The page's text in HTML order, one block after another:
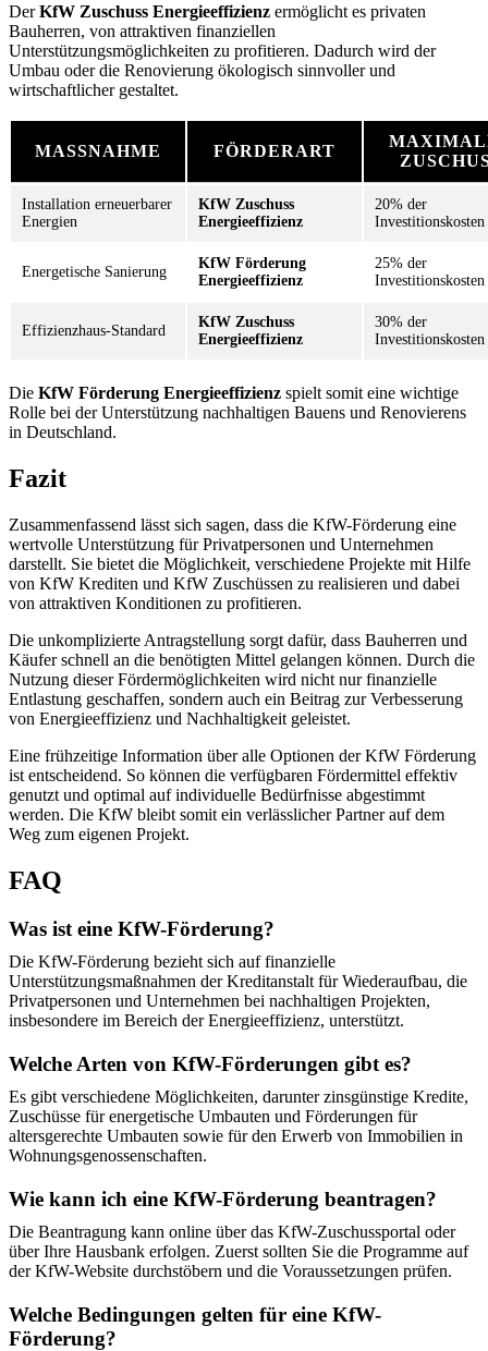
DerKfW Zuschuss Energieeffizienz ermöglicht es privaten
Bauherren, von attraktiven finanziellen
Unterstützungsmöglichkeiten zu profitieren. Dadurch wird der
Umbau oder die Renovierung ökologisch sinnvoller und
wirtschaftlicher gestaltet.
MASSNAHME FÖRDERART
Installation erneuerbarer
Energien
KfW Zuschuss
Energieeffizienz
20% der
Investitionskosten
Energetische Sanierung
KfW Förderung
Energieeffizienz
25% der
Investitionskosten
Effizienzhaus-Standard
KfW Zuschuss
Energieeffizienz
30% der
Investitionskosten
Die KfW Förderung Energieeffizienz spielt somit eine wichtige
Rolle bei der Unterstützung nachhaltigen Bauens und Renovierens
in Deutschland.
Fazit
Zusammenfassend lässt sich sagen, dass die KfW-Förderung eine
wertvolle Unterstützung für Privatpersonen und Unternehmen
darstellt. Sie bietet die Möglichkeit, verschiedene Projekte mit Hilfe
von KfW Krediten und KfW Zuschüssen zu realisieren und dabei
von attraktiven Konditionen zu profitieren.
Die unkomplizierte Antragstellung sorgt dafür, dass Bauherren und
Käufer schnell an die benötigten Mittel gelangen können. Durch die
Nutzung dieser Fördermöglichkeiten wird nicht nur finanzielle
Entlastung geschaffen, sondern auch ein Beitrag zur Verbesserung
von Energieeffizienz und Nachhaltigkeit geleistet.
Eine frühzeitige Information über alle Optionen der KfW Förderung
ist entscheidend. So können die verfügbaren Fördermittel effektiv
genutzt und optimal auf individuelle Bedürfnisse abgestimmt
werden. Die KfW bleibt somit ein verlässlicher Partner auf dem
Weg zum eigenen Projekt.
FAQ
Was ist eine KfW-Förderung?
Die KfW-Förderung bezieht sich auf finanzielle
Unterstützungsmaßnahmen der Kreditanstalt für Wiederaufbau, die
Privatpersonen und Unternehmen bei nachhaltigen Projekten,
insbesondere im Bereich der Energieeffizienz, unterstützt.
Welche Arten von KfW-Förderungen gibt es?
Es gibt verschiedene Möglichkeiten, darunter zinsgünstige Kredite,
Zuschüsse für energetische Umbauten und Förderungen für
altersgerechte Umbauten sowie für den Erwerb von Immobilien in
Wohnungsgenossenschaften.
Wie kann ich eine KfW-Förderung beantragen?
Die Beantragung kann online über das KfW-Zuschussportal oder
über Ihre Hausbank erfolgen. Zuerst sollten Sie die Programme auf
der KfW-Website durchstöbern und die Voraussetzungen prüfen.
Welche Bedingungen gelten für eine KfW-
Förderung?